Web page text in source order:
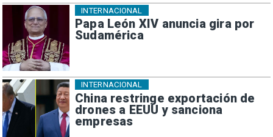
Papa León XIV anuncia gira por
Sudamérica
INTERNACIONAL
China restringe exportación de
drones a EEUU y sanciona
empresas
INTERNACIONAL